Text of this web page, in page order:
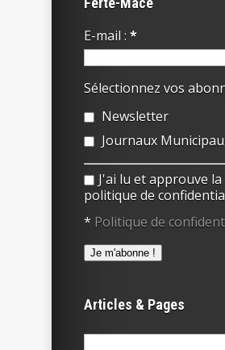
E-mail : *
Sélectionnez vos
Newsletter
Journaux
J'ai lu et approuve la
politique de
* Politique de
Articles & Pages
Rechercher :